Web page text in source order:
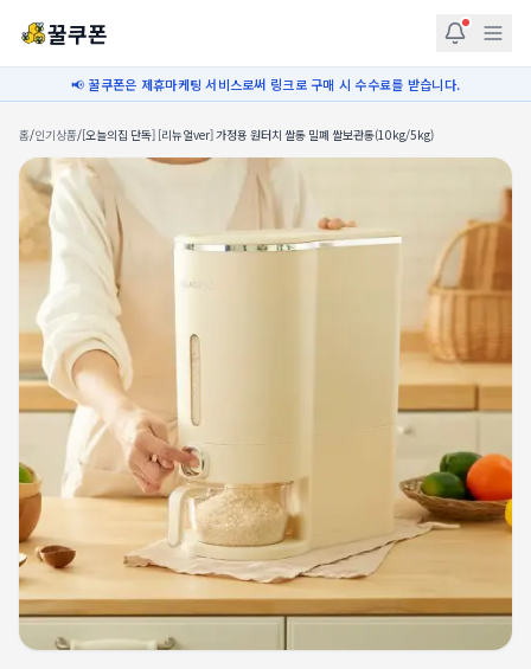
꿀쿠폰
📢 꿀쿠폰은 제휴마케팅 서비스로써 링크로 구매 시 수수료를 받습니다.
홈/인기상품/[오늘의집 단독] [리뉴얼ver] 가정용 원터치 쌀통 밀폐 쌀보관통(10kg/5kg)